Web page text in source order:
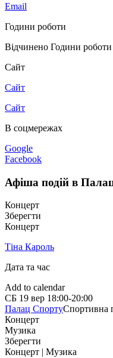
Email
Години роботи
Відчинено Години роботи
Сайт
Сайт
Сайт
В соцмережах
Google
Facebook
Афіша подій в
Концерт
Зберегти
Концерт
Тіна Кароль
Дата та час
Add to calendar
СБ 19 вер 18:00-20:00
Палац СпортуСпортивна
Концерт
Музика
Зберегти
Концерт | Музика